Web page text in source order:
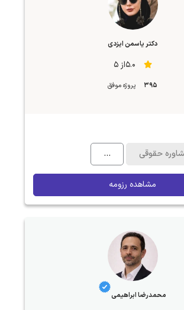
دکتر یاسمن ایزدی
5.0از 5
395 پروژه موفق
...
مشاهده رزومه
محمدرضا ابراهیمی